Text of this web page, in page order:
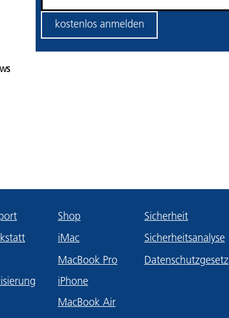
kostenlos anmelden
Shop
iMac
MacBook Pro
Sicherheit
Sicherheitsanalyse
Datenschutzgesetz
iPhone
MacBook Air